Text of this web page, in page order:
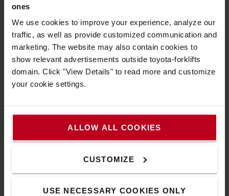
ones
We use cookies to improve your experience, analyze our
traffic, as well as provide customized communication and
marketing. The website may also contain cookies to
show relevant advertisements outside toyota-forklifts
domain. Click "View Details" to read more and customize
your cookie settings.
ALLOW ALL COOKIES
CUSTOMIZE
USE NECESSARY COOKIES ONLY
Protections latérales rabattables
Protègent le cariste, mais peuvent être rabattues pour